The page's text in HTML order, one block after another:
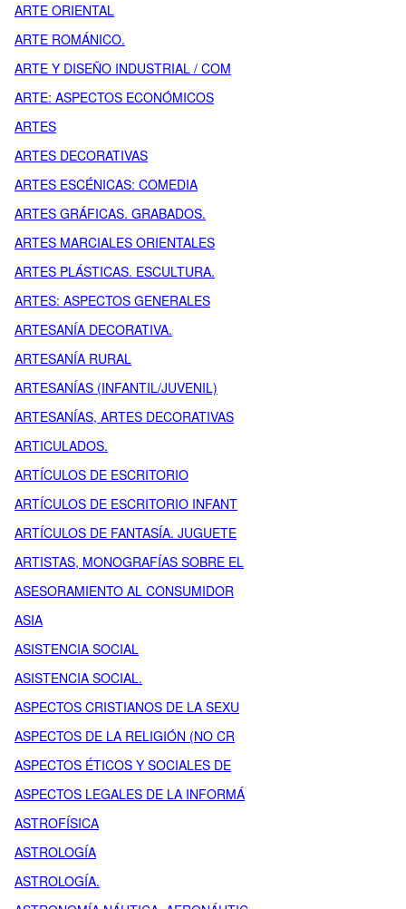
ARTE ORIENTAL
ARTE ROMÁNICO.
ARTE Y DISEÑO INDUSTRIAL / COM
ARTE: ASPECTOS ECONÓMICOS
ARTES
ARTES DECORATIVAS
ARTES ESCÉNICAS: COMEDIA
ARTES GRÁFICAS. GRABADOS.
ARTES MARCIALES ORIENTALES
ARTES PLÁSTICAS. ESCULTURA.
ARTES: ASPECTOS GENERALES
ARTESANÍA DECORATIVA.
ARTESANÍA RURAL
ARTESANÍAS (INFANTIL/JUVENIL)
ARTESANÍAS, ARTES DECORATIVAS
ARTICULADOS.
ARTÍCULOS DE ESCRITORIO
ARTÍCULOS DE ESCRITORIO INFANT
ARTÍCULOS DE FANTASÍA. JUGUETE
ARTISTAS, MONOGRAFÍAS SOBRE EL
ASESORAMIENTO AL CONSUMIDOR
ASIA
ASISTENCIA SOCIAL
ASISTENCIA SOCIAL.
ASPECTOS CRISTIANOS DE LA SEXU
ASPECTOS DE LA RELIGIÓN (NO CR
ASPECTOS ÉTICOS Y SOCIALES DE
ASPECTOS LEGALES DE LA INFORMÁ
ASTROFÍSICA
ASTROLOGÍA
ASTROLOGÍA.